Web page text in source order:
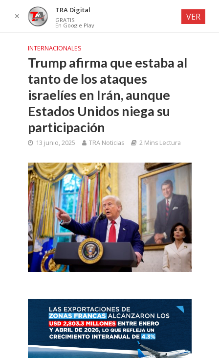
INTERNACIONALES
Trump afirma que estaba al
tanto de los ataques
israelíes en Irán, aunque
Estados Unidos niega su
participación
13 junio, 2025 TRA Noticias 2 Mins Lectura
✕
TRA Digital
GRATIS
En Google Play
VER